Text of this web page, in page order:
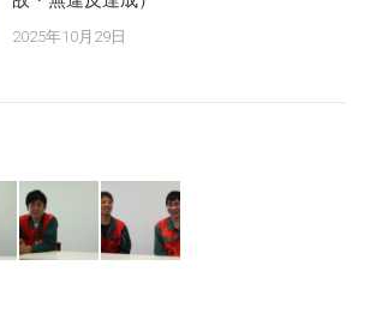
2025年10月29日